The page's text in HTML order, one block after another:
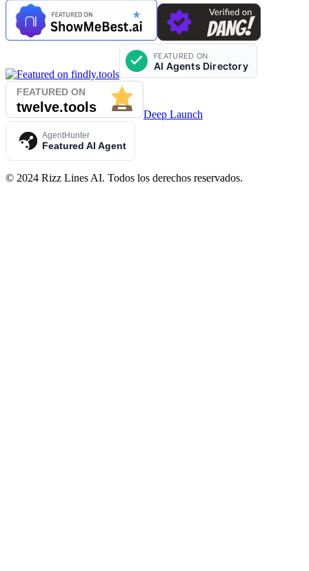
Deep Launch
AgentHunter
Featured AI Agent
© 2024 Rizz Lines AI. Todos los derechos reservados.